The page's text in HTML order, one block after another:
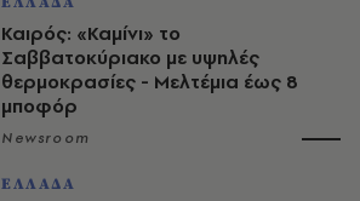
Καιρός: «Καμίνι» το
Σαββατοκύριακο με υψηλές
θερμοκρασίες - Mελτέμια έως 8
μποφόρ
Newsroom
ΕΛΛΑΔΑ